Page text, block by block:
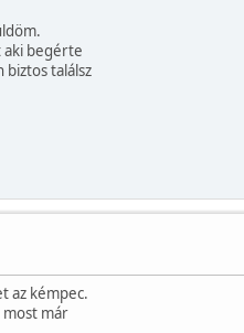
aki begérte
biztos találsz
az kémpec.
most már